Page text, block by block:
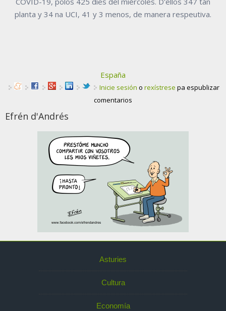
planta y 34 na UCI, 41 y 3 menos, de manera respeutiva.
España
Inicie sesión o rexístrese pa espublizar
comentarios
Efrén d'Andrés
Asturies
Cultura
Economía